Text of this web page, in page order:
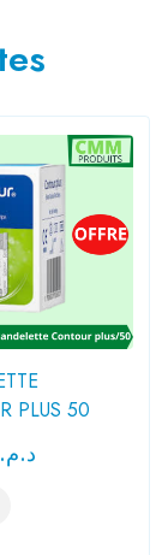
PLUS 50
د.م.